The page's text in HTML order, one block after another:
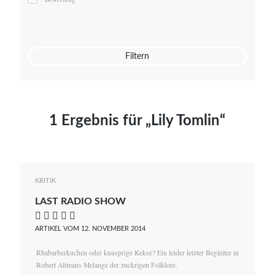
Mato von Vogelstein
Filtern
1 Ergebnis für „Lily Tomlin“
KRITIK
LAST RADIO SHOW
    
ARTIKEL VOM 12. NOVEMBER 2014
Rhabarberkuchen oder knusprige Kekse? Ein leider letzter Begleiter in
Robert Altmans Melange der zuckrigen Folklore.